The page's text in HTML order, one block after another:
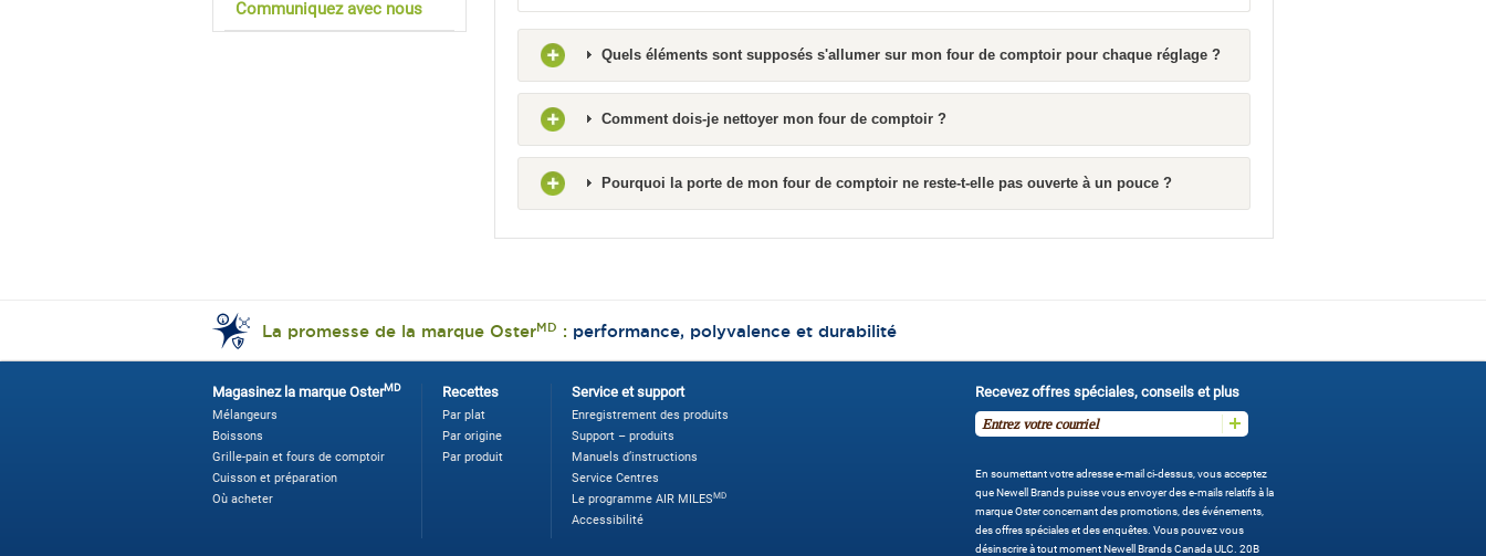
Quels éléments sont supposés s'allumer sur mon four de comptoir pour chaque réglage ?
Comment dois-je nettoyer mon four de comptoir ?
Pourquoi la porte de mon four de comptoir ne reste-t-elle pas ouverte à un pouce ?
Communiquez avec nous
La promesse de la marque OsterMD : performance, polyvalence et durabilité
Magasinez la marque OsterMD
Mélangeurs
Boissons
Grille-pain et fours de comptoir
Cuisson et préparation
Où acheter
Recettes
Par plat
Par origine
Par produit
Service et support
Enregistrement des produits
Support – produits
Manuels d’instructions
Service Centres
Le programme AIR MILESMD
Accessibilité
Recevez offres spéciales, conseils et plus
En soumettant votre adresse e-mail ci-dessus, vous acceptez
que Newell Brands puisse vous envoyer des e-mails relatifs à la
marque Oster concernant des promotions, des événements,
des offres spéciales et des enquêtes. Vous pouvez vous
désinscrire à tout moment Newell Brands Canada ULC. 20B